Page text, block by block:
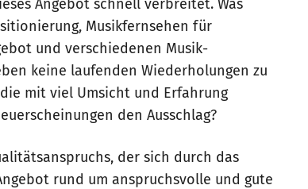
Angebot schnell verbreitet. Was
Musikfernsehen für
und verschiedenen Musik-
keine laufenden Wiederholungen zu
mit viel Umsicht und Erfahrung
den Ausschlag?
der sich durch das
rund um anspruchsvolle und gute